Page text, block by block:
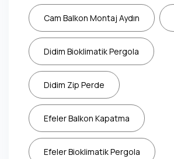
Cam Balkon Montaj Aydın
Didim Bioklimatik Pergola
Didim Zip Perde
Efeler Balkon Kapatma
Efeler Bioklimatik Pergola